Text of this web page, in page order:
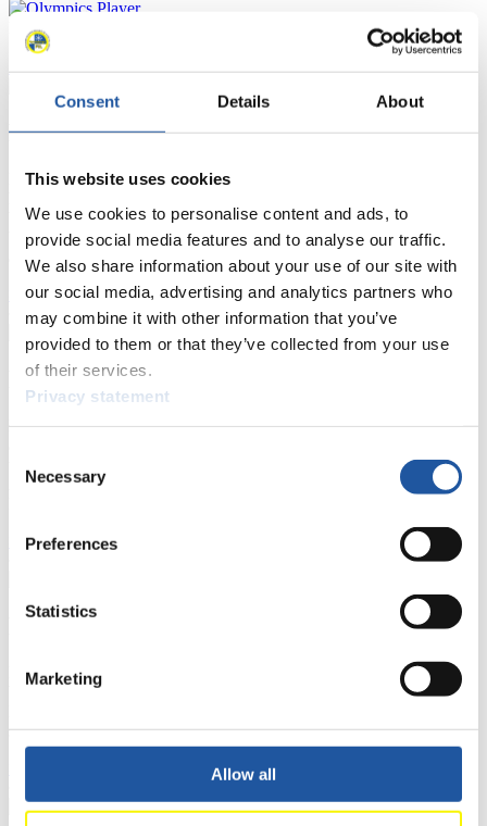
Consent Details About
This website uses cookies
We use cookies to personalise content and ads, to
provide social media features and to analyse our traffic.
We also share information about your use of our site with
our social media, advertising and analytics partners who
may combine it with other information that you’ve
provided to them or that they’ve collected from your use
of their services.
Privacy statement
Selection
Necessary
Preferences
Statistics
Marketing
Allow all
Naturbahn
Für Presse- und Medienvertreter
Hier finden Sie Informationen für Presse- und Medienvertreter. Sie
Wettkämpfen. Außerdem können Sie Ihre Medienakkreditierung
beantragen, die Grundregeln des Rennrodelsports einsehen und
allgemeine Neuigkeiten einholen.
>> Weiter
Für Nationale Verbände
Hier können Sie sich über allgemeine Neuigkeiten informieren, das
und Fairplay nachlesen, auf Athletenbiographien zugreifen,
Ausschreibungen für Wettkämpfe herunterladen, sowie auf die
>> Weiter
Für Ausrichter
Hier können Sie das aktuelle Regelwerk sowie Richtlinien zu
Wettkämpfen, Anti-Doping und Fairplay einsehen, sich über
sowie Informationen über Wettkämpfe abrufen.